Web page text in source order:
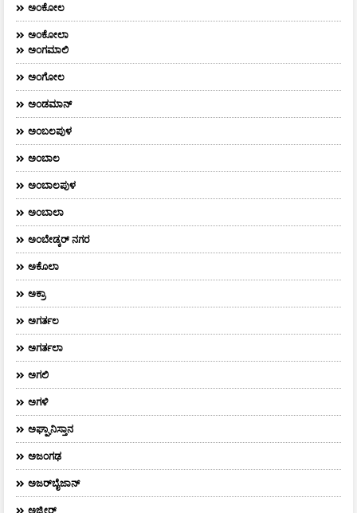
ಅಂಕೋಲ
ಅಂಕೋಲಾ
ಅಂಗಮಾಲಿ
ಅಂಗೋಲ
ಅಂಡಮಾನ್
ಅಂಬಲಪುಳ
ಅಂಬಾಲ
ಅಂಬಾಲಪುಳ
ಅಂಬಾಲಾ
ಅಂಬೇಡ್ಕರ್‌ ನಗರ
ಅಕೊಲಾ
ಅಕ್ರಾ
ಅಗರ್ತಲ
ಅಗರ್ತಲಾ
ಅಗಲಿ
ಅಗಳಿ
ಅಘ್ಘಾನಿಸ್ತಾನ
ಅಜಂಗಢ
ಅಜರ್‌ಬೈಜಾನ್